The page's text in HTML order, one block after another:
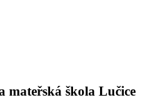
mateřská škola Lučice